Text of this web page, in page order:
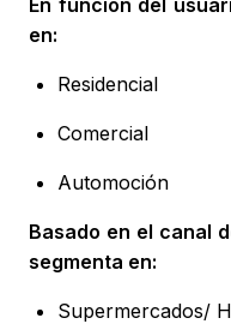
en:
Residencial
Comercial
Automoción
Basado en el canal
segmenta en:
Supermercados/